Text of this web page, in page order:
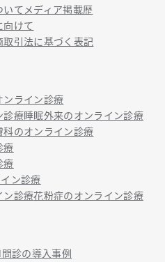
いて メディア掲載歴
向けて
引法に基づく表記
ンライン診療
診療睡眠外来のオンライン診療
科のオンライン診療
療
療
ン診療
ン診療花粉症のオンライン診療
診の導入事例